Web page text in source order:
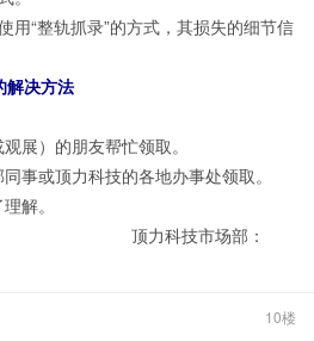
用“整轨抓录”的方式，其损失的细节信
解决方法
展）的朋友帮忙领取。
事或顶力科技的各地办事处领取。
。
市场部：
10楼